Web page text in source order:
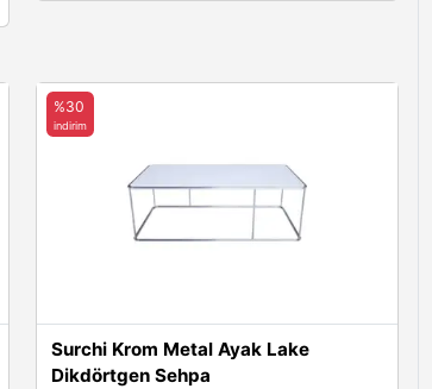
Surchi Krom Metal Ayak Lake
Dikdörtgen Sehpa
%30
indirim